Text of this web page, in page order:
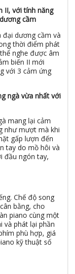
II, với tính năng
cầm
đại dương cầm và
thời điểm phát
nghe được âm
biến II mới
với 3 cảm ứng
ngà vừa nhất với
mang lại cảm
như mượt mà khi
gấp lượn đến
tay do mồ hôi và
đầu ngón tay,
Chế độ song
bằng, cho
piano cùng một
và phát lại phần
phù hợp, giá
kỹ thuật số